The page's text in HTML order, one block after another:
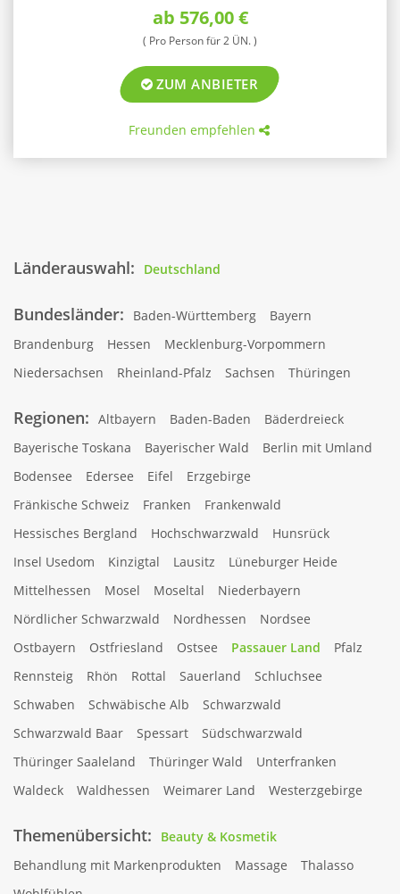
ab 576,00 €
( Pro Person für 2 ÜN. )
ZUM ANBIETER
Freunden empfehlen
Länderauswahl: Deutschland
Bundesländer: Baden-Württemberg
Bayern
Brandenburg
Hessen
Mecklenburg-Vorpommern
Niedersachsen
Rheinland-Pfalz Sachsen Thüringen
Regionen: Altbayern Baden-Baden
Bäderdreieck
Bayerische Toskana
Bayerischer Wald
Berlin mit Umland
Bodensee
Edersee Eifel
Erzgebirge
Fränkische Schweiz
Franken
Frankenwald
Hessisches Bergland
Hochschwarzwald
Hunsrück
Insel Usedom
Kinzigtal Lausitz
Lüneburger Heide
Mittelhessen
Mosel Moseltal
Niederbayern
Nördlicher Schwarzwald
Nordhessen
Nordsee
Ostbayern
Ostfriesland Ostsee Passauer Land
Pfalz
Rennsteig
Rhön Rottal Sauerland
Schluchsee
Schwaben
Schwäbische Alb
Schwarzwald
Schwarzwald Baar
Spessart
Südschwarzwald
Thüringer Saaleland
Thüringer Wald
Unterfranken
Waldeck
Waldhessen Weimarer Land Westerzgebirge
Themenübersicht:
Beauty & Kosmetik
Behandlung mit Markenprodukten
Massage
Thalasso